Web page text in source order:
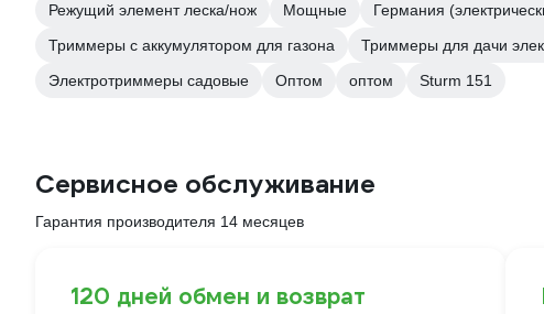
Режущий элемент леска/нож
Мощные Германия
Триммеры с аккумулятором для газона
Триммеры для дачи
Электротриммеры садовые
Оптом оптом Sturm 151
Сервисное обслуживание
Гарантия производителя 14 месяцев
120 дней обмен и возврат